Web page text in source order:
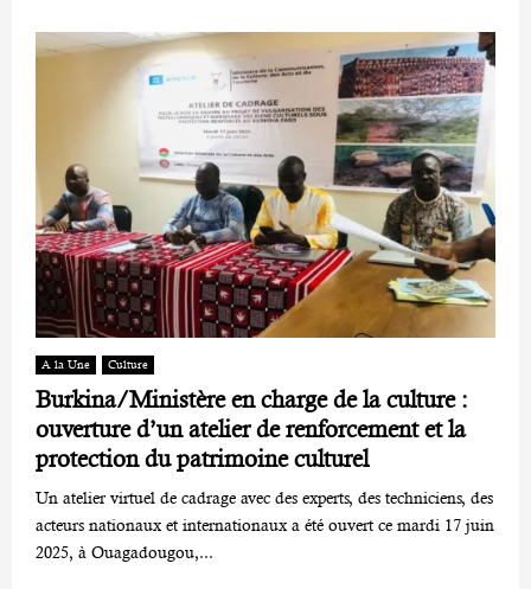
A la Une Culture
Burkina/Ministère en charge de la culture :
ouverture d’un atelier de renforcement et la
protection du patrimoine culturel
Un atelier virtuel de cadrage avec des experts, des techniciens, des
acteurs nationaux et internationaux a été ouvert ce mardi 17 juin
2025, à Ouagadougou,...